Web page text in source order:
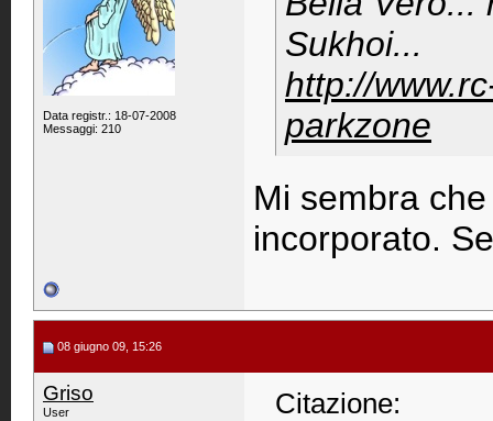
Data registr.: 18-07-2008
Messaggi: 210
Sukhoi...
http://
parkzone
Mi sembra
incorporato.
08 giugno 09, 15:26
Griso
User Citazione: